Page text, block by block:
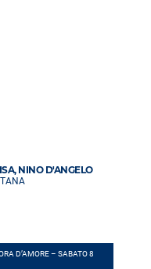
NINO D'ANGELO
D’AMORE – SABATO 8